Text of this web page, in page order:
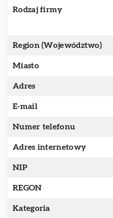
Rodzaj firmy
Region (Województwo)
Miasto
Adres
E-mail
Numer telefonu
Adres internetowy
NIP
REGON
Kategoria